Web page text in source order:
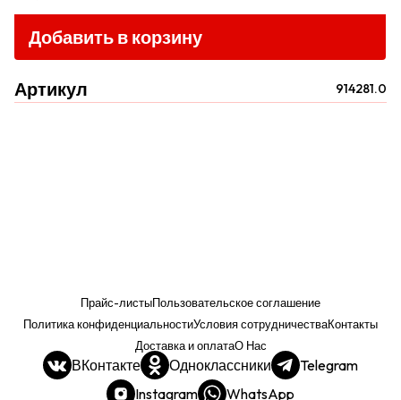
Добавить в корзину
Артикул 914281.0
Прайс-листыПользовательское соглашение
Политика конфиденциальностиУсловия сотрудничестваКонтакты
Доставка и оплатаО Нас
ВКонтакте Одноклассники
Telegram
Instagram
WhatsApp